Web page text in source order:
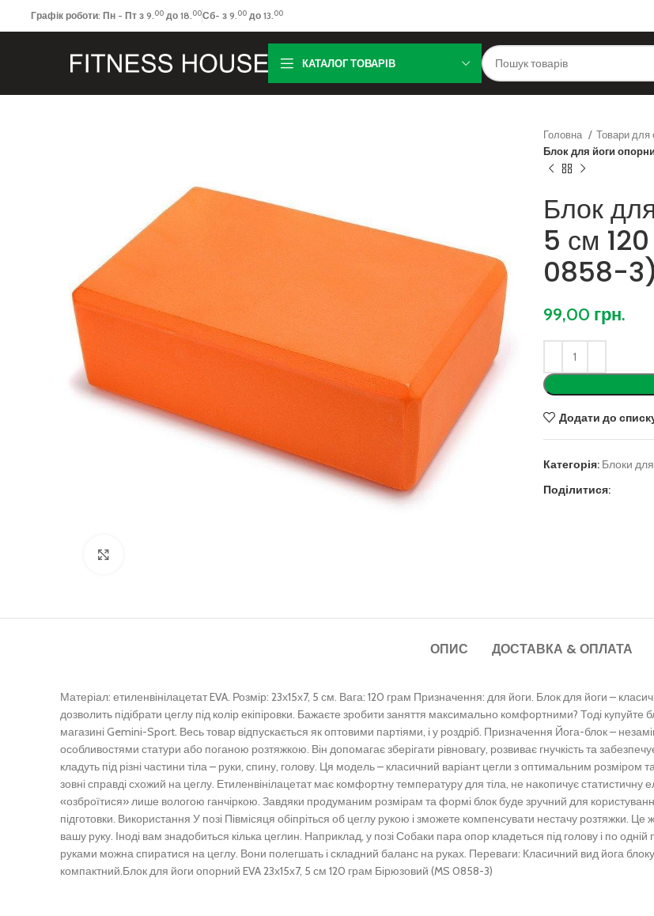
Графік роботи: Пн - Пт з 9.00до 18.00Сб- з 9.00до 13.00
КАТАЛОГ ТОВАРІВ
Головна Товари для
Блок для йоги
Блок
5 см
0858-3)
99,00 грн.
Додати до
Категорія: Блоки
Поділитися:
ОПИС ДОСТАВКА & ОПЛАТА
Матеріал: етиленвінілацетат EVA. Розмір: 23х15х7, 5 см. Вага: 120 грам Призначення: для йоги. Блок для йоги –
дозволить підібрати цеглу під колір екіпіровки. Бажаєте зробити заняття максимально комфортними? Тоді купуйте
магазині Gemini-Sport. Весь товар відпускається як оптовими партіями, і у роздріб. Призначення Йога-блок –
особливостями статури або поганою розтяжкою. Він допомагає зберігати рівновагу, розвиває гнучкість та
кладуть під різні частини тіла – руки, спину, голову. Ця модель – класичний варіант цегли з оптимальним розміром
зовні справді схожий на цеглу. Етиленвінілацетат має комфортну температуру для тіла, не накопичує статистичну
«озброїтися» лише вологою ганчіркою. Завдяки продуманим розмірам та формі блок буде зручний для
підготовки. Використання У позі Півмісяця обіпріться об цеглу рукою і зможете компенсувати нестачу розтяжки. Це
вашу руку. Іноді вам знадобиться кілька цеглин. Наприклад, у позі Собаки пара опор кладеться під голову і по одній
руками можна спиратися на цеглу. Вони полегшать і складний баланс на руках. Переваги: Класичний вид йога
компактний.Блок для йоги опорний EVA 23х15х7, 5 см 120 грам Бірюзовий (MS 0858-3)